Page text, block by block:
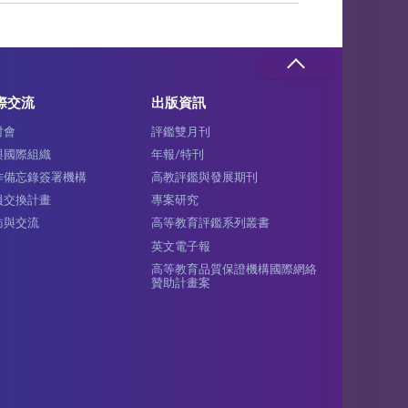
交流
會
國際組織
備忘錄簽署機構
交換計畫
與交流
出版資訊
評鑑雙月刊
年報/特刊
高教評鑑與發展期刊
專案研究
高等教育評鑑系列叢書
英文電子報
高等教育品質保證機構國際網絡
贊助計畫案